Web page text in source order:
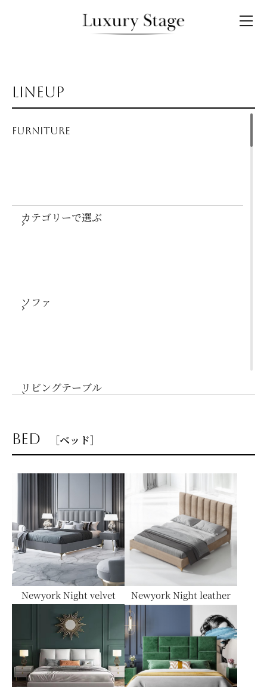
LINEUP
FURNITURE
カテゴリーで選ぶ
ソファ
リビングテーブル
サイドテーブル
ダイニングテーブル
チェア
bed ［ベッド］
Newyork Night velvet Newyork Night leather